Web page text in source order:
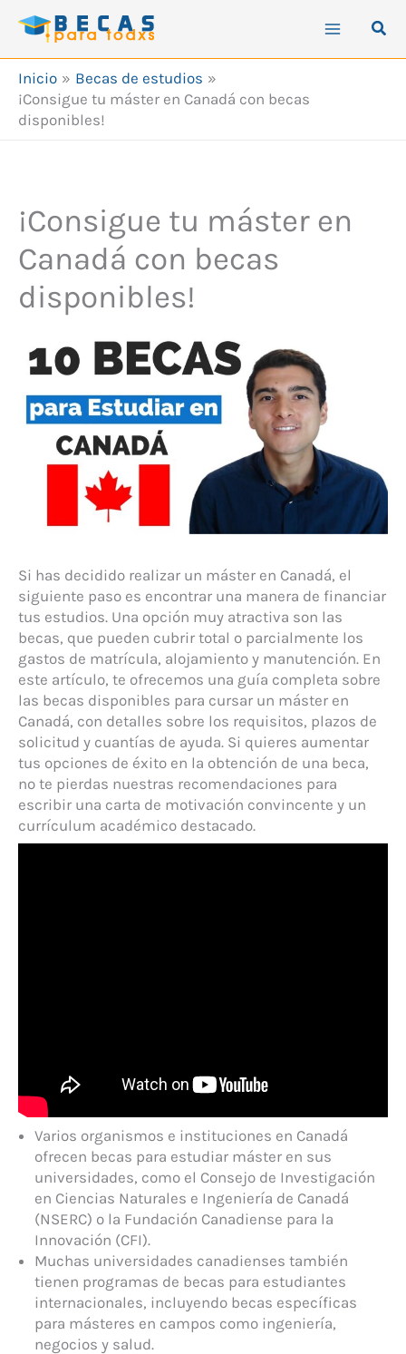
Inicio
Becas de estudios
¡Consigue tu máster en Canadá con becas
disponibles!
¡Consigue tu máster en
Canadá con becas
disponibles!
Si has decidido realizar un máster en Canadá, el
siguiente paso es encontrar una manera de financiar
tus estudios. Una opción muy atractiva son las
becas, que pueden cubrir total o parcialmente los
gastos de matrícula, alojamiento y manutención. En
este artículo, te ofrecemos una guía completa sobre
las becas disponibles para cursar un máster en
Canadá, con detalles sobre los requisitos, plazos de
solicitud y cuantías de ayuda. Si quieres aumentar
tus opciones de éxito en la obtención de una beca,
no te pierdas nuestras recomendaciones para
escribir una carta de motivación convincente y un
currículum académico destacado.
Varios organismos e instituciones en Canadá
ofrecen becas para estudiar máster en sus
universidades, como el Consejo de Investigación
en Ciencias Naturales e Ingeniería de Canadá
(NSERC) o la Fundación Canadiense para la
Innovación (CFI).
Muchas universidades canadienses también
tienen programas de becas para estudiantes
internacionales, incluyendo becas específicas
para másteres en campos como ingeniería,
negocios y salud.